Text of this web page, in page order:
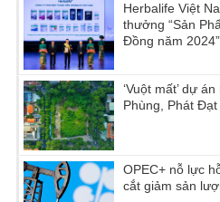
Herbalife Việt
thưởng “Sản
Đồng năm 2024”
‘Vuột mất’ dự
Phùng, Phát
OPEC+ nỗ lực
cắt giảm sản